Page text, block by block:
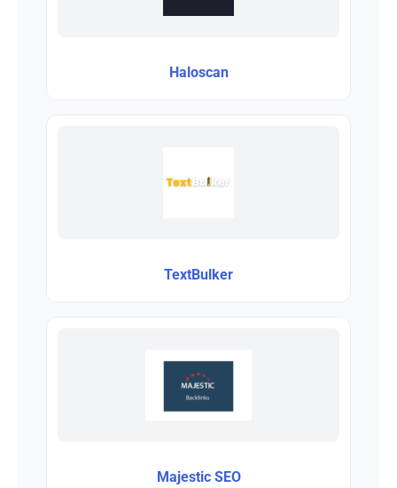
Haloscan
TextBulker
Majestic SEO